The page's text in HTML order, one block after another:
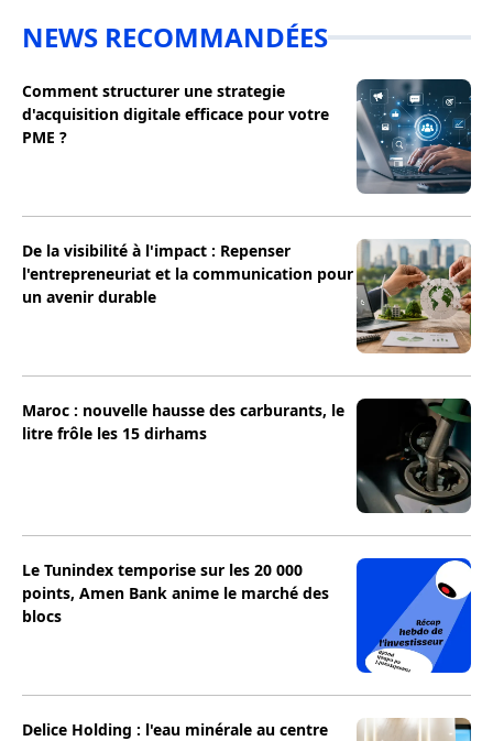
NEWS RECOMMANDÉES
Comment structurer une strategie
d'acquisition digitale efficace pour votre
PME ?
De la visibilité à l'impact : Repenser
l'entrepreneuriat et la communication pour
un avenir durable
Maroc : nouvelle hausse des carburants, le
litre frôle les 15 dirhams
Le Tunindex temporise sur les 20 000
points, Amen Bank anime le marché des
blocs
Delice Holding : l'eau minérale au centre